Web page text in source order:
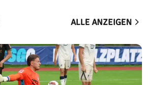
ALLE ANZEIGEN